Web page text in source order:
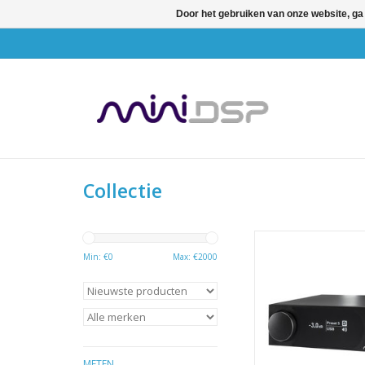
Collectie
Min: €0 Max: €2000
ruimte correctie.
TPA3255
DAC, 450MHz
processor, DSP
Door het gebruiken van onze website,